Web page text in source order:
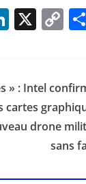
Li
e
dI
n
X C
y
Li
n
k
» : Intel
cartes
drone
sans